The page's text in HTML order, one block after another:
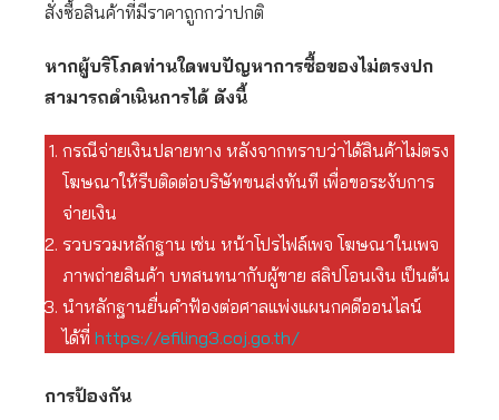
สั่งซื้อสินค้าที่มีราคาถูกกว่าปกติ
หากผู้บริโภคท่านใดพบปัญหาการซื้อของไม่ตรงปก
สามารถดำเนินการได้ ดังนี้
กรณีจ่ายเงินปลายทาง หลังจากทราบว่าได้สินค้าไม่ตรง
โฆษณาให้รีบติดต่อบริษัทขนส่งทันที เพื่อขอระงับการ
จ่ายเงิน
รวบรวมหลักฐาน เช่น หน้าโปรไฟล์เพจ โฆษณาในเพจ
ภาพถ่ายสินค้า บทสนทนากับผู้ขาย สลิปโอนเงิน เป็นต้น
นำหลักฐานยื่นคำฟ้องต่อศาลแพ่งแผนกคดีออนไลน์
ได้ที่ https://efiling3.coj.go.th/
การป้องกัน